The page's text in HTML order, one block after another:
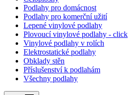
Podlahy pro domácnost
Podlahy pro komerční užití
Lepené vinylové podlahy
Plovoucí vinylové podlahy - click
Vinylové podlahy v rolích
Elektrostatické podlahy
Obklady stěn
Příslušenství k podlahám
Všechny podlahy